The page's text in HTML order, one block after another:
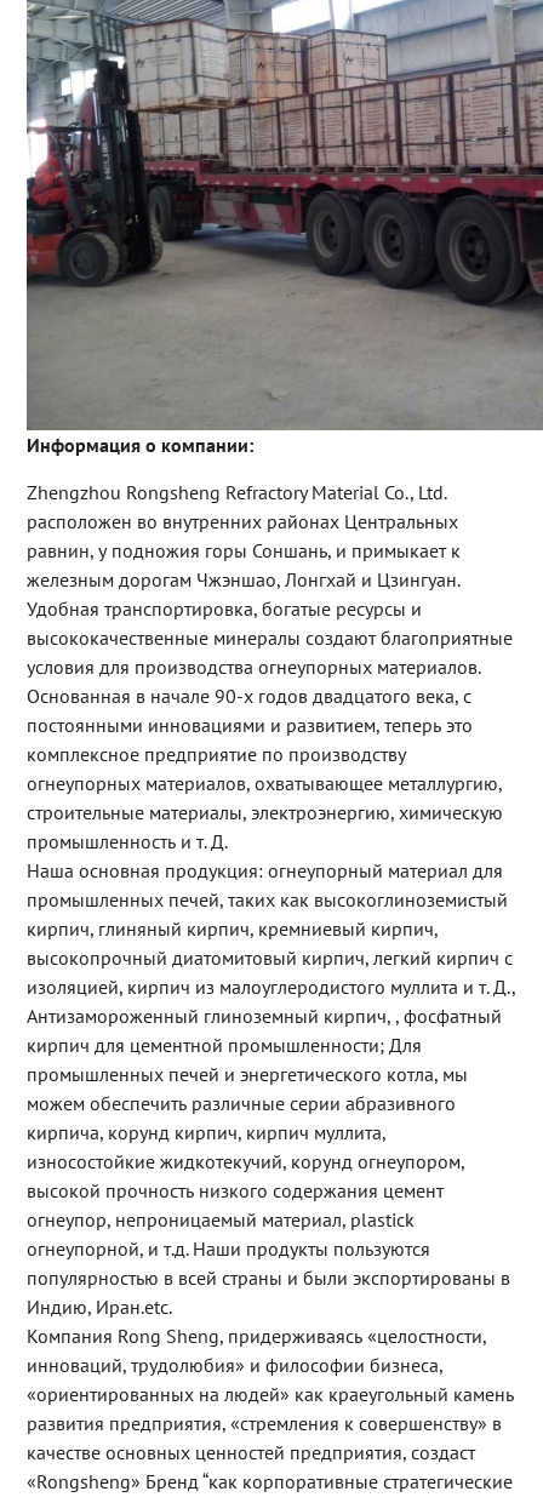
Информация о компании:
Zhengzhou Rongsheng Refractory Material Co., Ltd.
расположен во внутренних районах Центральных
равнин, у подножия горы Соншань, и примыкает к
железным дорогам Чжэншао, Лонгхай и Цзингуан.
Удобная транспортировка, богатые ресурсы и
высококачественные минералы создают благоприятные
условия для производства огнеупорных материалов.
Основанная в начале 90-х годов двадцатого века, с
постоянными инновациями и развитием, теперь это
комплексное предприятие по производству
огнеупорных материалов, охватывающее металлургию,
строительные материалы, электроэнергию, химическую
промышленность и т. Д.
Наша основная продукция: огнеупорный материал для
промышленных печей, таких как высокоглиноземистый
кирпич, глиняный кирпич, кремниевый кирпич,
высокопрочный диатомитовый кирпич, легкий кирпич с
изоляцией, кирпич из малоуглеродистого муллита и т. Д.,
Антизамороженный глиноземный кирпич, , фосфатный
кирпич для цементной промышленности; Для
промышленных печей и энергетического котла, мы
можем обеспечить различные серии абразивного
кирпича, корунд кирпич, кирпич муллита,
износостойкие жидкотекучий, корунд огнеупором,
высокой прочность низкого содержания цемент
огнеупор, непроницаемый материал, plastick
огнеупорной, и т.д. Наши продукты пользуются
популярностью в всей страны и были экспортированы в
Индию, Иран.etc.
Компания Rong Sheng, придерживаясь «целостности,
инноваций, трудолюбия» и философии бизнеса,
«ориентированных на людей» как краеугольный камень
развития предприятия, «стремления к совершенству» в
качестве основных ценностей предприятия, создаст
«Rongsheng» Бренд “как корпоративные стратегические